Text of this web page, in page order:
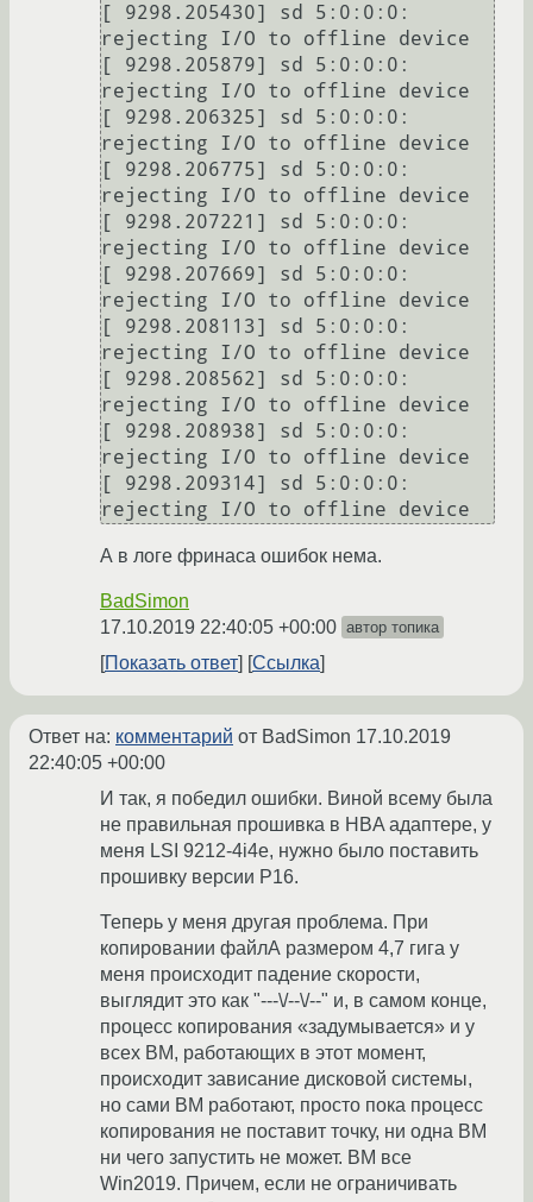
[ 9298.205430] sd 5:0:0:0:
rejecting I/O to offline device
[ 9298.205879] sd 5:0:0:0:
rejecting I/O to offline device
[ 9298.206325] sd 5:0:0:0:
rejecting I/O to offline device
[ 9298.206775] sd 5:0:0:0:
rejecting I/O to offline device
[ 9298.207221] sd 5:0:0:0:
rejecting I/O to offline device
[ 9298.207669] sd 5:0:0:0:
rejecting I/O to offline device
[ 9298.208113] sd 5:0:0:0:
rejecting I/O to offline device
[ 9298.208562] sd 5:0:0:0:
rejecting I/O to offline device
[ 9298.208938] sd 5:0:0:0:
rejecting I/O to offline device
[ 9298.209314] sd 5:0:0:0:
А в логе фринаса ошибок нема.
BadSimon
17.10.2019 22:40:05 +00:00 автор топика
Показать ответ Ссылка
Ответ на: комментарий от BadSimon 17.10.2019
22:40:05 +00:00
И так, я победил ошибки. Виной всему была
не правильная прошивка в HBA адаптере, у
меня LSI 9212-4i4e, нужно было поставить
прошивку версии P16.
Теперь у меня другая проблема. При
копировании файлА размером 4,7 гига у
меня происходит падение скорости,
выглядит это как "---\/--\/--" и, в самом конце,
процесс копирования «задумывается» и у
всех ВМ, работающих в этот момент,
происходит зависание дисковой системы,
но сами ВМ работают, просто пока процесс
копирования не поставит точку, ни одна ВМ
ни чего запустить не может. ВМ все
Win2019. Причем, если не ограничивать